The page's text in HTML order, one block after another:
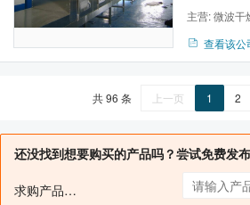
主营:微波干
查看该公
共 96 条 上一页 1 2
还没找到想要购买的产品吗？尝试免费发
求购产品名：